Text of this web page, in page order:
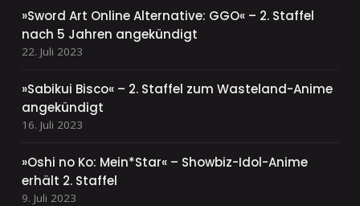
»Sword Art Online Alternative: GGO« – 2. Staffel
nach 5 Jahren angekündigt
22. Juli 2023
»Sabikui Bisco« – 2. Staffel zum Wasteland-Anime
angekündigt
16. Juli 2023
»Oshi no Ko: Mein*Star« – Showbiz-Idol-Anime
erhält 2. Staffel
9. Juli 2023